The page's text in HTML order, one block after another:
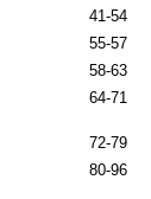
41-54
55-57
58-63
64-71
72-79
80-96